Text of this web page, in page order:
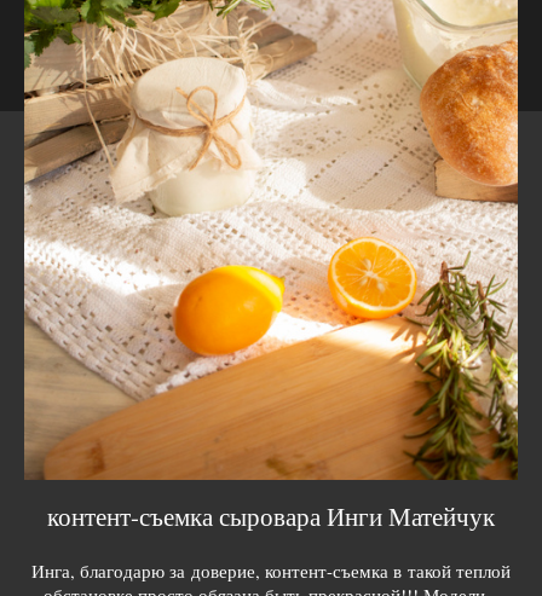
контент-съемка сыровара Инги Матейчук
Инга, благодарю за доверие, контент-съемка в такой теплой